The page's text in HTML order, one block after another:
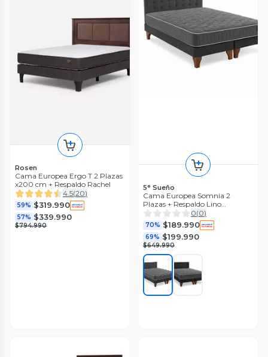
Rosen
Cama Europea Ergo T 2 Plazas
x200 cm + Respaldo Rachel
4.5(20)
59% $319.990
57% $339.990
$794.990
5° Sueño
Cama Europea Somnia 2
Plazas + Respaldo Lino
Capitone + Patas Plastico Color
Caoba
0(0)
70% $189.990
69% $199.990
$649.990